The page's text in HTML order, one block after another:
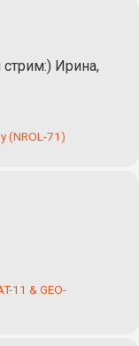
стрим:) Ирина,
(NROL-71)
11 & GEO-